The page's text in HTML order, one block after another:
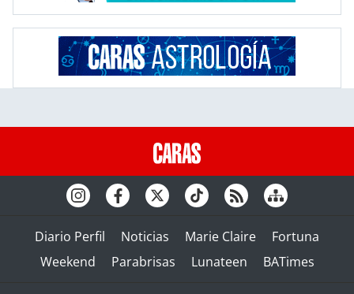
Diario Perfil Noticias Marie Claire
Fortuna
Weekend
Parabrisas Lunateen BATimes